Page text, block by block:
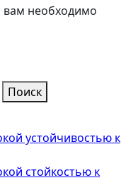
вам необходимо
Поиск
устойчивостью к
стойкостью к